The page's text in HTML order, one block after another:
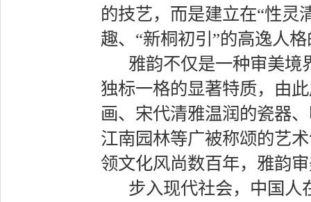
的技艺，而是建立在“性灵
趣、“新桐初引”的高逸人
雅韵不仅是一种审美境
独标一格的显著特质，由
画、宋代清雅温润的瓷器
江南园林等广被称颂的艺
领文化风尚数百年，雅韵
步入现代社会，中国人